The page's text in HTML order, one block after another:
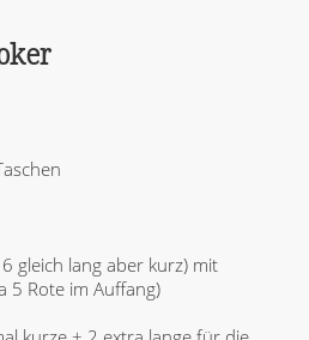
gleich lang aber kurz) mit
5 Rote im Auffang)